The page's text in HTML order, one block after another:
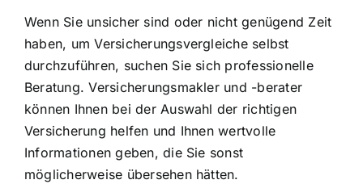
Wenn Sie unsicher sind oder nicht genügend Zeit
haben, um Versicherungsvergleiche selbst
durchzuführen, suchen Sie sich professionelle
Beratung. Versicherungsmakler und -berater
können Ihnen bei der Auswahl der richtigen
Versicherung helfen und Ihnen wertvolle
Informationen geben, die Sie sonst
möglicherweise übersehen hätten.